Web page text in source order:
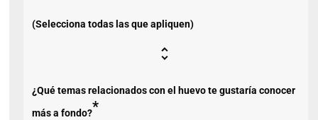
(Selecciona todas las que apliquen)
¿Qué temas relacionados con el huevo te gustaría conocer
más a fondo?*